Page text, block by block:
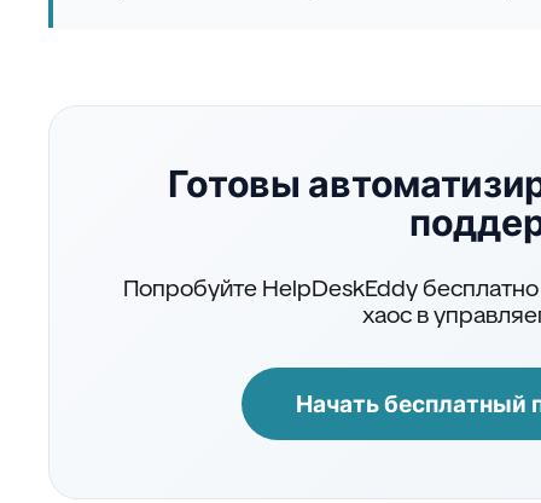
Готовы
Попробуйте HelpDeskEddy
хаос в
Начать